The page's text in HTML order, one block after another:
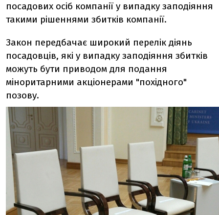
посадових осіб компанії у випадку заподіяння
такими рішеннями збитків компанії.
Закон передбачає широкий перелік діянь
посадовців, які у випадку заподіяння збитків
можуть бути приводом для подання
міноритарними акціонерами "похідного"
позову.